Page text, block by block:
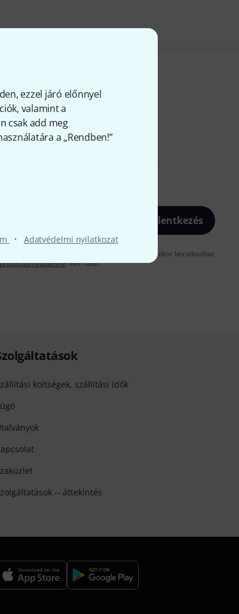
ezzel járó előnnyel
valamint a
csak add meg
a „Rendben!”
· Adatvédelmi nyilatkozat
Bejelentkezés
e-mailben küldjünk önnek hirdetéseket. Bármikor leiratkozhat
guideline-ben talál.
költségek, szállítási idők
-- áttekintés